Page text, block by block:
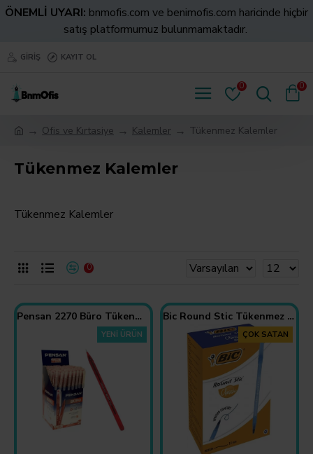
ÖNEMLİ UYARI: bnmofis.com ve benimofis.com haricinde hiçbir
satış platformumuz bulunmamaktadır.
GIRIŞ KAYIT OL
0 0
Ofis ve Kırtasiye Kalemler Tükenmez Kalemler
Tükenmez Kalemler
Tükenmez Kalemler
0
Pensan 2270 Büro Tükenmez Kalem Kırmızı 50'li Paket
YENI ÜRÜN
Bic Round Stic Tükenmez Kalem (60 Lı Kutu)
ÇOK SATAN